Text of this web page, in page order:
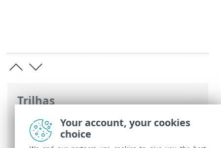
Trilhas
Ajuda on-line ESET>ESET Endpoint
Antivirus
>Iniciar
Your account, your cookies
choice